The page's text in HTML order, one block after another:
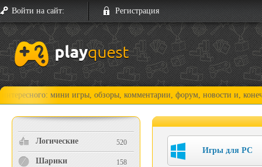
Войти на сайт: Регистрация
мини игры, обзоры, комментарии, форум, новости и, конечно,
Логические 520
Шарики 158
Игры для PC